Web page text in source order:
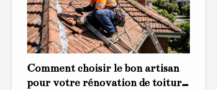
Comment choisir le bon artisan
pour votre rénovation de toiture